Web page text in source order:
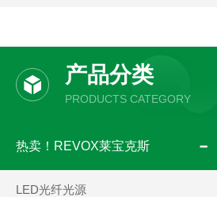
产品分类
PRODUCTS CATEGORY
热卖！REVOX莱宝克斯
LED光纤光源